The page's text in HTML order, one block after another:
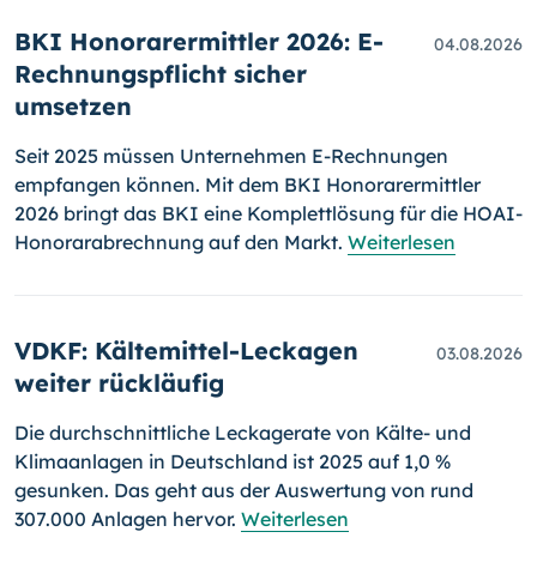
BKI Honorarermittler 2026: E-
Rechnungspflicht sicher
umsetzen
04.08.2026
Seit 2025 müssen Unternehmen E-Rechnungen
empfangen können. Mit dem BKI Honorarermittler
2026 bringt das BKI eine Komplettlösung für die HOAI-
Honorarabrechnung auf den Markt. Weiterlesen
VDKF: Kältemittel-Leckagen
weiter rückläufig
03.08.2026
Die durchschnittliche Leckagerate von Kälte- und
Klimaanlagen in Deutschland ist 2025 auf 1,0 %
gesunken. Das geht aus der Auswertung von rund
307.000 Anlagen hervor. Weiterlesen